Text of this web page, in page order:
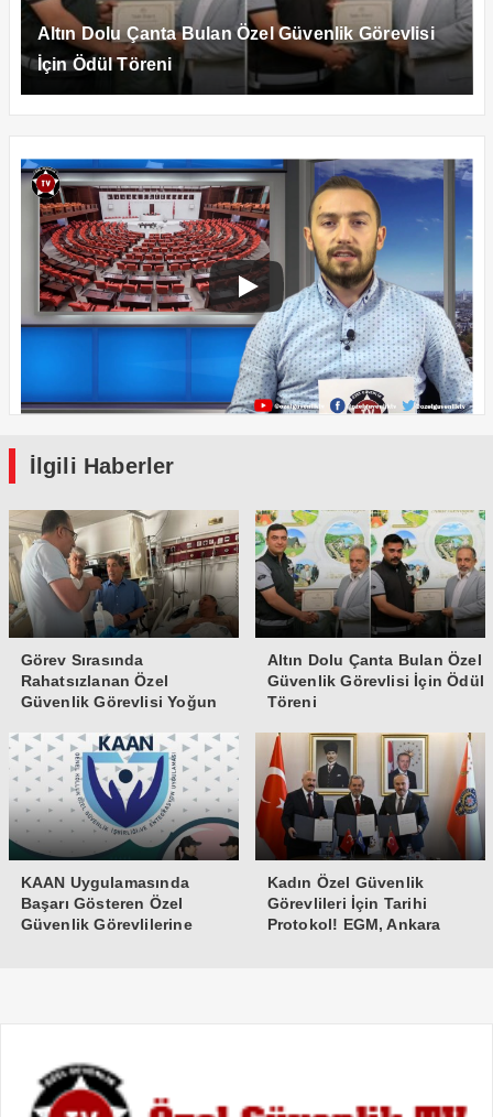
Altın Dolu Çanta Bulan Özel Güvenlik Görevlisi
İçin Ödül Töreni
İlgili Haberler
Görev Sırasında
Rahatsızlanan Özel
Güvenlik Görevlisi Yoğun
Altın Dolu Çanta Bulan Özel
Güvenlik Görevlisi İçin Ödül
Töreni
KAAN Uygulamasında
Başarı Gösteren Özel
Güvenlik Görevlilerine
Kadın Özel Güvenlik
Görevlileri İçin Tarihi
Protokol! EGM, Ankara